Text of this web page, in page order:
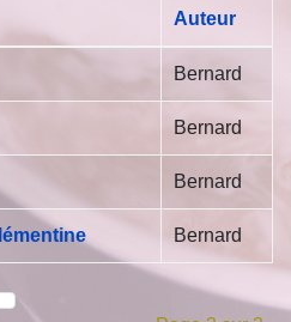
Auteur
Bernard
Bernard
Bernard
Bernard